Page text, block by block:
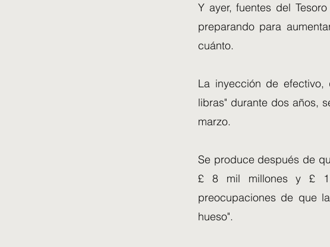
Y ayer, fuentes del
preparando para
cuánto.
La inyección de
libras" durante dos años,
marzo.
Se produce después de
£ 8 mil millones y £
preocupaciones de que
hueso".